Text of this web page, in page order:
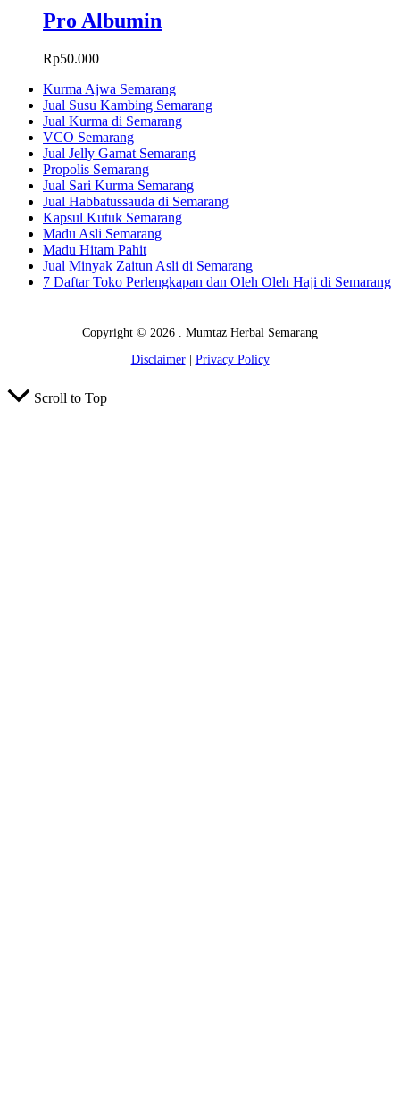
Pro Albumin
Rp50.000
Kurma Ajwa Semarang
Jual Susu Kambing Semarang
Jual Kurma di Semarang
VCO Semarang
Jual Jelly Gamat Semarang
Propolis Semarang
Jual Sari Kurma Semarang
Jual Habbatussauda di Semarang
Kapsul Kutuk Semarang
Madu Asli Semarang
Madu Hitam Pahit
Jual Minyak Zaitun Asli di Semarang
7 Daftar Toko Perlengkapan dan Oleh Oleh Haji di Semarang
Copyright © 2026 . Mumtaz Herbal Semarang
Disclaimer| Privacy Policy
Scroll to Top